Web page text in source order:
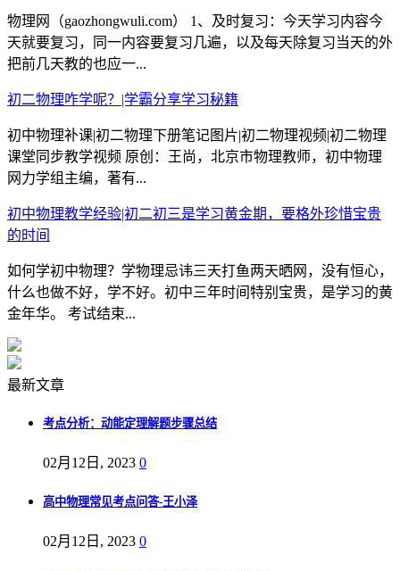
物理网（gaozhongwuli.com） 1、及时复习：今天学习内容今
天就要复习，同一内容要复习几遍，以及每天除复习当天的外
把前几天教的也应一...
初二物理咋学呢？|学霸分享学习秘籍
初中物理补课|初二物理下册笔记图片|初二物理视频|初二物理
课堂同步教学视频 原创：王尚，北京市物理教师，初中物理
网力学组主编，著有...
初中物理教学经验|初二初三是学习黄金期，要格外珍惜宝贵
的时间
如何学初中物理？学物理忌讳三天打鱼两天晒网，没有恒心，
什么也做不好，学不好。初中三年时间特别宝贵，是学习的黄
金年华。 考试结束...
最新文章
考点分析：动能定理解题步骤总结
02月12日, 2023 0
高中物理常见考点问答-王小泽
02月12日, 2023 0